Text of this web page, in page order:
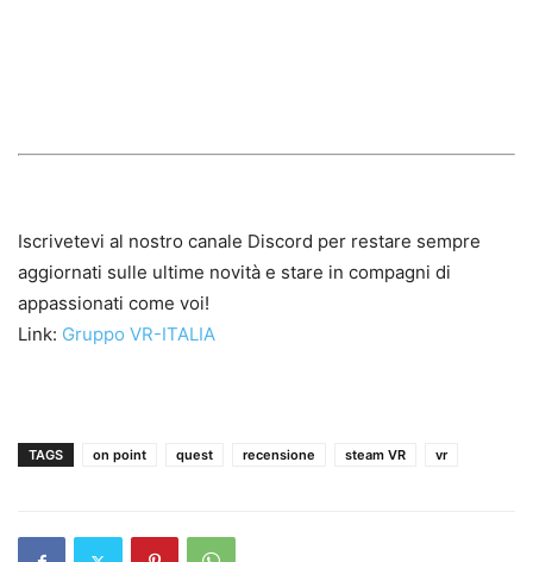
Iscrivetevi al nostro canale Discord per restare sempre
aggiornati sulle ultime novità e stare in compagni di
appassionati come voi!
Link: Gruppo VR-ITALIA
TAGS on point quest recensione steam VR vr